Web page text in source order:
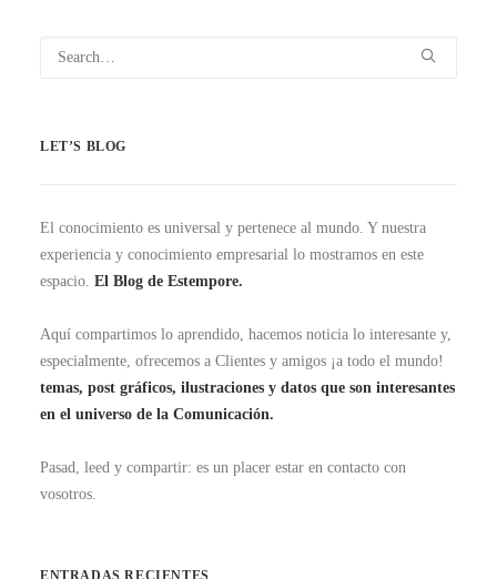
LET’S BLOG
El conocimiento es universal y pertenece al mundo. Y nuestra
experiencia y conocimiento empresarial lo mostramos en este
espacio. El Blog de Estempore.
Aquí compartimos lo aprendido, hacemos noticia lo interesante y,
especialmente, ofrecemos a Clientes y amigos ¡a todo el mundo!
temas, post gráficos, ilustraciones y datos que son interesantes
en el universo de la Comunicación.
Pasad, leed y compartir: es un placer estar en contacto con
vosotros.
ENTRADAS RECIENTES